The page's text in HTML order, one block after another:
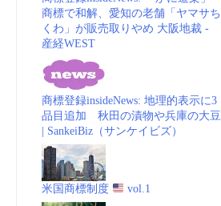
商標で和解、愛知の老舗「ヤマサち
くわ」が販売取りやめ 大阪地裁 -
産経WEST
商標登録insideNews: 地理的表示に3
品目追加 秋田の漬物や兵庫の大豆
| SankeiBiz（サンケイビズ）
米国商標制度 vol.1